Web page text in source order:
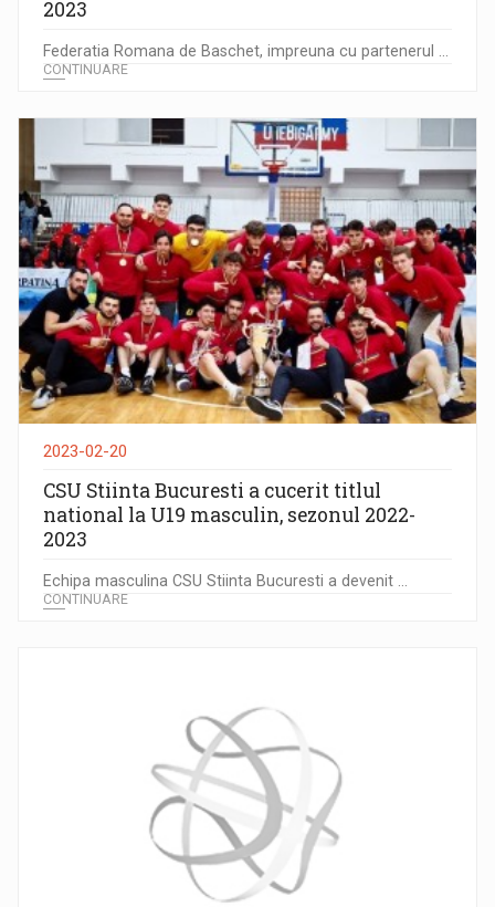
2023
Federatia Romana de Baschet, impreuna cu partenerul ...
CONTINUARE
2023-02-20
CSU Stiinta Bucuresti a cucerit titlul
national la U19 masculin, sezonul 2022-
2023
Echipa masculina CSU Stiinta Bucuresti a devenit ...
CONTINUARE